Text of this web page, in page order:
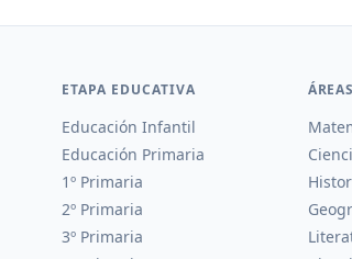
ETAPA EDUCATIVA
Educación Infantil
Educación Primaria
1º Primaria
2º Primaria
3º Primaria
ÁREAS